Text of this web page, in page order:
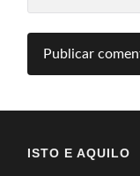
ISTO E AQUILO